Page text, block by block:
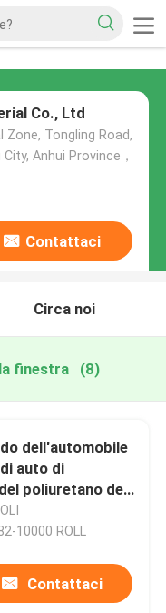
Co., Ltd
Zone, Tongling Road,
Anhui Province，
Contattaci
Circa noi
finestra (8)
dell'automobile
auto di
poliuretano del
termoplastico
10000 ROLL
Contattaci